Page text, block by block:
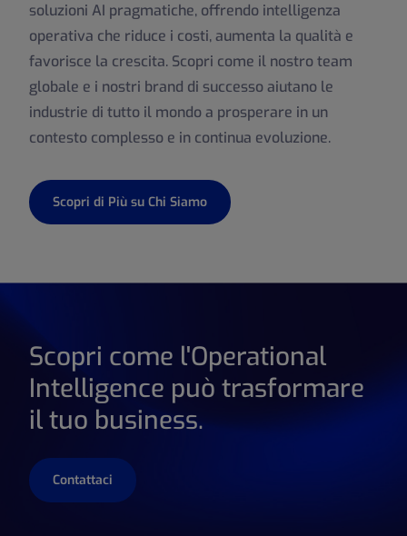
soluzioni AI pragmatiche, offrendo intelligenza
operativa che riduce i costi, aumenta la qualità e
favorisce la crescita. Scopri come il nostro team
globale e i nostri brand di successo aiutano le
industrie di tutto il mondo a prosperare in un
contesto complesso e in continua evoluzione.
Scopri di Più su Chi Siamo
Scopri come l'Operational
Intelligence può trasformare
il tuo business.
Contattaci